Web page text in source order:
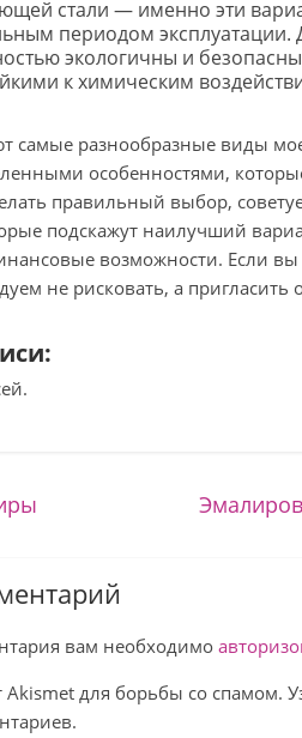
стали — именно эти
периодом эксплуатации.
экологичны и
к химическим
самые разнообразные виды
особенностями,
правильный выбор,
подскажут наилучший
возможности. Если вы
не рисковать, а пригласить
вам необходимо
Akismet для борьбы со спамом.